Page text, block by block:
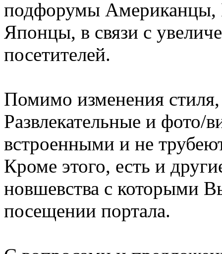
подфорумы
Японцы, в связи с
посетителей.
Помимо изменения
Развлекательные и фото/
встроенными и не
Кроме этого, есть и
новшевства с которыми
посещении портала.